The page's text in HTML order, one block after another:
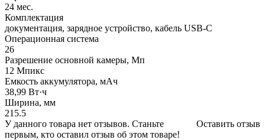
24 мес.
Комплектация
документация, зарядное устройство, кабель USB-C
Операционная система
26
Разрешение основной камеры, Мп
12 Мпикс
Емкость аккумулятора, мАч
38,99 Вт·ч
Ширина, мм
215.5
Оставить отзыв
У данного товара нет отзывов. Станьте
первым, кто оставил отзыв об этом товаре!